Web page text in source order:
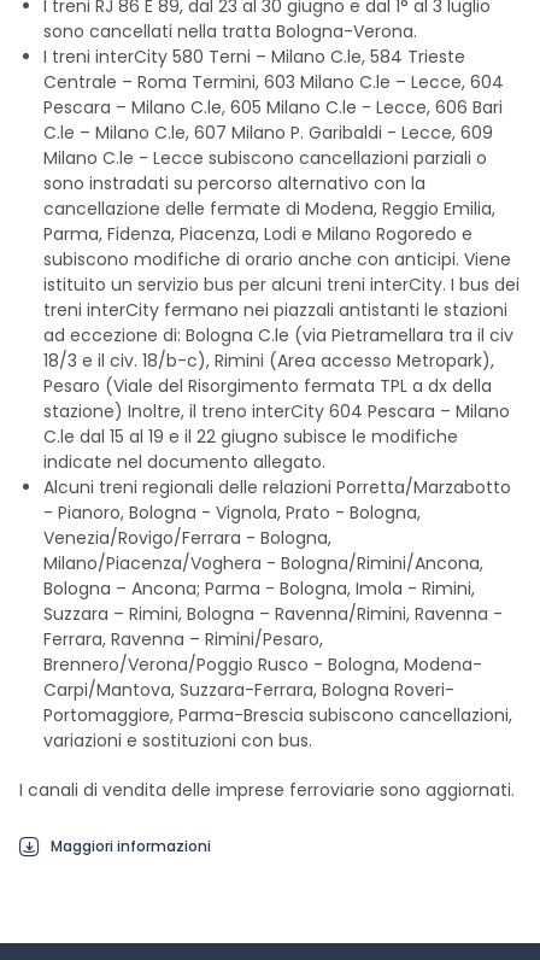
I treni RJ 86 E 89, dal 23 al 30 giugno e dal 1° al 3 luglio
sono cancellati nella tratta Bologna-Verona.
I treni interCity 580 Terni – Milano C.le, 584 Trieste
Centrale – Roma Termini, 603 Milano C.le – Lecce, 604
Pescara – Milano C.le, 605 Milano C.le - Lecce, 606 Bari
C.le – Milano C.le, 607 Milano P. Garibaldi - Lecce, 609
Milano C.le - Lecce subiscono cancellazioni parziali o
sono instradati su percorso alternativo con la
cancellazione delle fermate di Modena, Reggio Emilia,
Parma, Fidenza, Piacenza, Lodi e Milano Rogoredo e
subiscono modifiche di orario anche con anticipi. Viene
istituito un servizio bus per alcuni treni interCity. I bus dei
treni interCity fermano nei piazzali antistanti le stazioni
ad eccezione di: Bologna C.le (via Pietramellara tra il civ
18/3 e il civ. 18/b-c), Rimini (Area accesso Metropark),
Pesaro (Viale del Risorgimento fermata TPL a dx della
stazione) Inoltre, il treno interCity 604 Pescara – Milano
C.le dal 15 al 19 e il 22 giugno subisce le modifiche
indicate nel documento allegato.
Alcuni treni regionali delle relazioni Porretta/Marzabotto
- Pianoro, Bologna - Vignola, Prato - Bologna,
Venezia/Rovigo/Ferrara - Bologna,
Milano/Piacenza/Voghera - Bologna/Rimini/Ancona,
Bologna – Ancona; Parma - Bologna, Imola - Rimini,
Suzzara – Rimini, Bologna – Ravenna/Rimini, Ravenna -
Ferrara, Ravenna – Rimini/Pesaro,
Brennero/Verona/Poggio Rusco - Bologna, Modena-
Carpi/Mantova, Suzzara-Ferrara, Bologna Roveri-
Portomaggiore, Parma-Brescia subiscono cancellazioni,
variazioni e sostituzioni con bus.
I canali di vendita delle imprese ferroviarie sono aggiornati.
Maggiori informazioni